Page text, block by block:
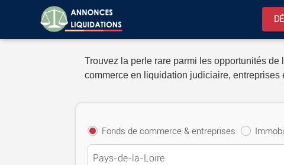
Trouvez la perle rare parmi les opportunités
commerce en liquidation judiciaire, entreprises
Fonds de commerce & entreprises